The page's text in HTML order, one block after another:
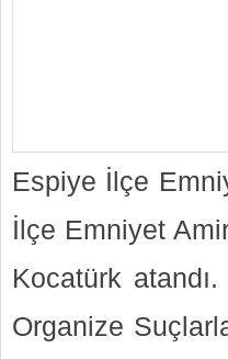
Espiye İlçe
İlçe Emniyet
Kocatürk
Organize